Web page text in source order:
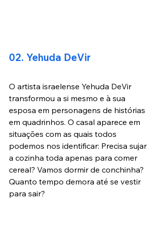
02. Yehuda DeVir
O artista israelense Yehuda DeVir
transformou a si mesmo e à sua
esposa em personagens de histórias
em quadrinhos. O casal aparece em
situações com as quais todos
podemos nos identificar: Precisa sujar
a cozinha toda apenas para comer
cereal? Vamos dormir de conchinha?
Quanto tempo demora até se vestir
para sair?